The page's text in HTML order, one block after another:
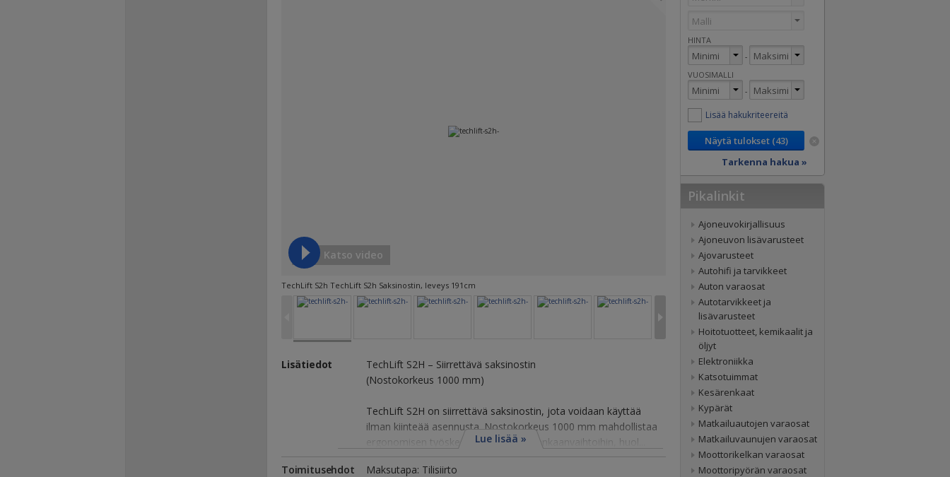
Katso video
TechLift S2h TechLift S2h Saksinostin, leveys 191cm
Lisätiedot
TechLift S2H – Siirrettävä saksinostin
(Nostokorkeus 1000 mm)
TechLift S2H on siirrettävä saksinostin, jota voidaan käyttää
ilman kiinteää asennusta. Nostokorkeus 1000 mm mahdollistaa
ergonomisen työskentelykorkeuden renkaanvaihtoihin, huol...
Lue lisää »
Toimitusehdot Maksutapa: Tilisiirto
HINTA
-
VUOSIMALLI
-
Lisää hakukriteereitä
Tarkenna hakua »
Pikalinkit
Ajoneuvokirjallisuus
Ajoneuvon lisävarusteet
Ajovarusteet
Autohifi ja tarvikkeet
Auton varaosat
Autotarvikkeet ja
lisävarusteet
Hoitotuotteet, kemikaalit ja
öljyt
Elektroniikka
Katsotuimmat
Kesärenkaat
Kypärät
Matkailuautojen varaosat
Matkailuvaunujen varaosat
Moottorikelkan varaosat
Moottoripyörän varaosat